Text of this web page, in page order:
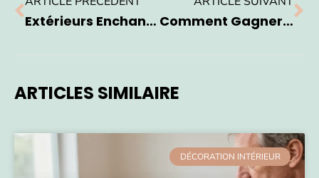
Extérieurs Enchanteurs : Découvrez Le Mobilier Qui Révolutionne Votre Jardin Comment Gagner De La Place Dans Une Cuisine ?
ARTICLES SIMILAIRE
DÉCORATION INTÉRIEUR